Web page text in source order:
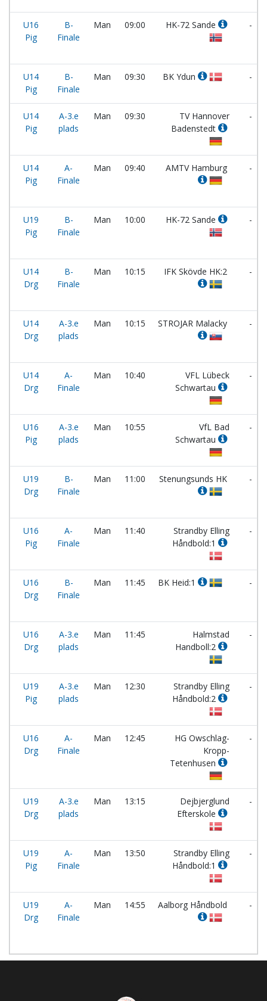
U16
Pig
B-
Finale
Man 09:00 HK-72 Sande -
U14
Pig
B-
Finale
Man 09:30 BK Ydun -
U14
Pig
A-3.e
plads
Man 09:30
TV Hannover
Badenstedt
-
U14
Pig
A-
Finale
Man 09:40 AMTV Hamburg -
U19
Pig
B-
Finale
Man 10:00 HK-72 Sande -
U14
Drg
B-
Finale
Man 10:15 IFK Skövde HK:2 -
U14
Drg
A-3.e
plads
Man 10:15 STROJAR Malacky -
U14
Drg
A-
Finale
Man 10:40
VFL Lübeck
Schwartau
-
U16
Pig
A-3.e
plads
Man 10:55
VfL Bad
Schwartau
-
U19
Drg
B-
Finale
Man 11:00 Stenungsunds HK -
U16
Pig
A-
Finale
Man 11:40
Strandby Elling
Håndbold:1
-
U16
Drg
B-
Finale
Man 11:45 BK Heid:1 -
U16
Drg
A-3.e
plads
Man 11:45
Halmstad
Handboll:2
-
U19
Pig
A-3.e
plads
Man 12:30
Strandby Elling
Håndbold:2
-
U16
Drg
A-
Finale
Man 12:45
HG Owschlag-
Kropp-
Tetenhusen
-
U19
Drg
A-3.e
plads
Man 13:15
Dejbjerglund
Efterskole
-
U19
Pig
A-
Finale
Man 13:50
Strandby Elling
Håndbold:1
-
U19
Drg
A-
Finale
Man 14:55 Aalborg Håndbold -